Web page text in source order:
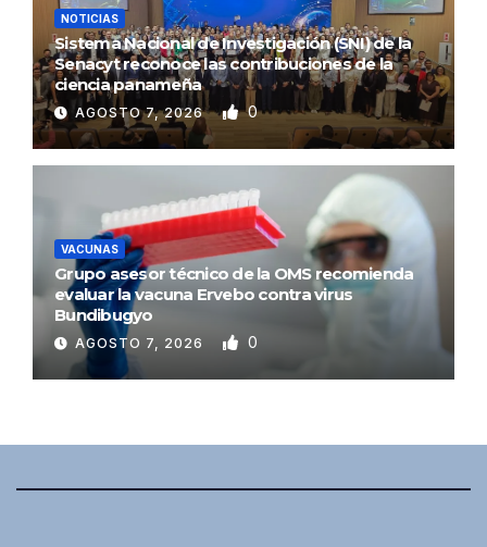
NOTICIAS
Sistema Nacional de Investigación (SNI) de la
Senacyt reconoce las contribuciones de la
ciencia panameña
AGOSTO 7, 2026 0
VACUNAS
Grupo asesor técnico de la OMS recomienda
evaluar la vacuna Ervebo contra virus
Bundibugyo
AGOSTO 7, 2026 0